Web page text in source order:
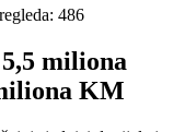
486
miliona
KM